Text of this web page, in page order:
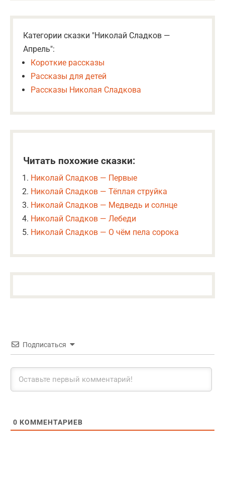
Категории сказки "Николай Сладков —
Апрель":
Короткие рассказы
Рассказы для детей
Рассказы Николая Сладкова
Читать похожие сказки:
Николай Сладков — Первые
Николай Сладков — Тёплая струйка
Николай Сладков — Медведь и солнце
Николай Сладков — Лебеди
Николай Сладков — О чём пела сорока
Подписаться
0 КОММЕНТАРИЕВ